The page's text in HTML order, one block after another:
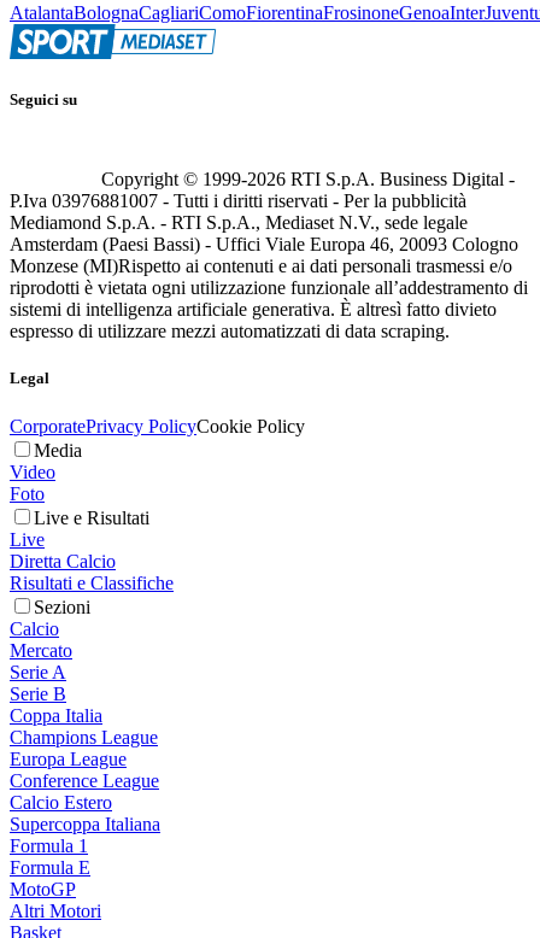
AtalantaBolognaCagliariComoFiorentinaFrosinoneGenoaInter
Seguici su
Copyright © 1999-2026 RTI S.p.A. Business Digital -
P.Iva 03976881007 - Tutti i diritti riservati - Per la pubblicità
Mediamond S.p.A. - RTI S.p.A., Mediaset N.V., sede legale
Amsterdam (Paesi Bassi) - Uffici Viale Europa 46, 20093 Cologno
Monzese (MI)Rispetto ai contenuti e ai dati personali trasmessi e/o
riprodotti è vietata ogni utilizzazione funzionale all’addestramento di
sistemi di intelligenza artificiale generativa. È altresì fatto divieto
espresso di utilizzare mezzi automatizzati di data scraping.
Legal
CorporatePrivacy PolicyCookie Policy
Media
Video
Foto
Live e Risultati
Live
Diretta Calcio
Risultati e Classifiche
Sezioni
Calcio
Mercato
Serie A
Serie B
Coppa Italia
Champions League
Europa League
Conference League
Calcio Estero
Supercoppa Italiana
Formula 1
Formula E
MotoGP
Altri Motori
Basket